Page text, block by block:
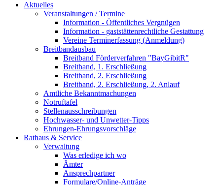
Aktuelles
Veranstaltungen / Termine
Information - Öffentliches Vergnügen
Information - gaststättenrechtliche Gestattung
Vereine Terminerfassung (Anmeldung)
Breitbandausbau
Breitband Förderverfahren "BayGibitR"
Breitband, 1. Erschließung
Breitband, 2. Erschließung
Breitband, 2. Erschließung, 2. Anlauf
Amtliche Bekanntmachungen
Notruftafel
Stellenausschreibungen
Hochwasser- und Unwetter-Tipps
Ehrungen-Ehrungsvorschläge
Rathaus & Service
Verwaltung
Was erledige ich wo
Ämter
Ansprechpartner
Formulare/Online-Anträge